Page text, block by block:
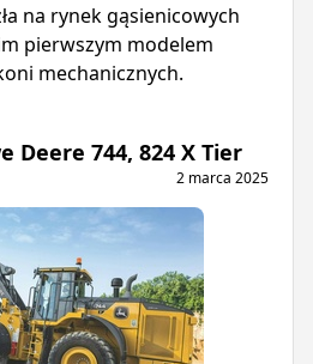
na rynek gąsienicowych
pierwszym modelem
mechanicznych.
Deere 744, 824 X Tier
2 marca 2025